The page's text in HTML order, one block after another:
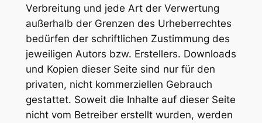
Verbreitung und jede Art der Verwertung
außerhalb der Grenzen des Urheberrechtes
bedürfen der schriftlichen Zustimmung des
jeweiligen Autors bzw. Erstellers. Downloads
und Kopien dieser Seite sind nur für den
privaten, nicht kommerziellen Gebrauch
gestattet. Soweit die Inhalte auf dieser Seite
nicht vom Betreiber erstellt wurden, werden